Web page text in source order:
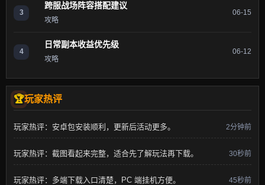
3
跨服战场阵容搭配建议
攻略
06-15
4
日常副本收益优先级
攻略
06-12
玩家热评
玩家热评：安卓包安装顺利，更新后活动更多。 2分钟前
玩家热评：截图看起来完整，适合先了解玩法再下载。 30秒前
玩家热评：多端下载入口清楚，PC 端挂机方便。 45秒前